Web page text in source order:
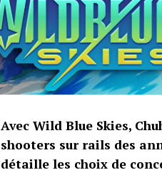
Avec Wild Blue Skies,
shooters sur rails des
détaille les choix de